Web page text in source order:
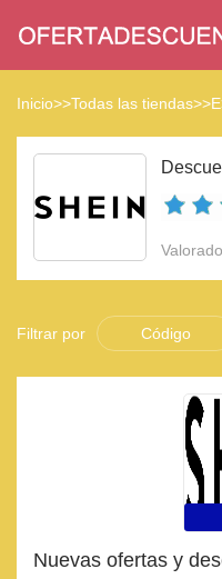
Inicio>>Todas las tiendas>>E
Filtrar por Código